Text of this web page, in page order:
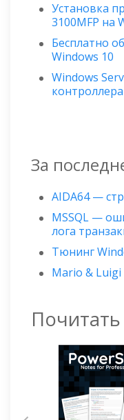
Установка
3100MFP на
Бесплатно
Windows 10
Windows
За
AIDA64 —
MSSQL —
лога
Тюнинг
Mario & Luigi
Почитать